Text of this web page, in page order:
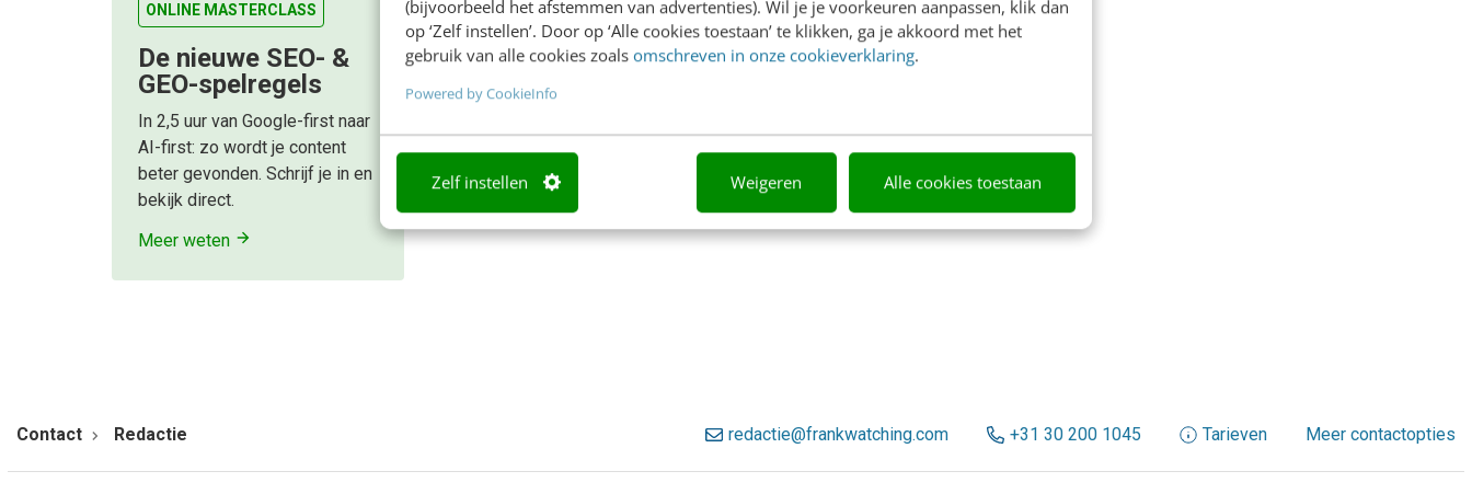
(bijvoorbeeld het afstemmen van advertenties). Wil je je voorkeuren aanpassen, klik dan
op ‘Zelf instellen’. Door op ‘Alle cookies toestaan’ te klikken, ga je akkoord met het
gebruik van alle cookies zoals omschreven in onze cookieverklaring.
Powered by CookieInfo
Zelf instellen Weigeren Alle cookies toestaan
ONLINE MASTERCLASS
De nieuwe SEO- &
GEO-spelregels
In 2,5 uur van Google-first naar
AI-first: zo wordt je content
beter gevonden. Schrijf je in en
bekijk direct.
Meer weten
Contact Redactie redactie@frankwatching.com +31 30 200 1045 Tarieven Meer contactopties